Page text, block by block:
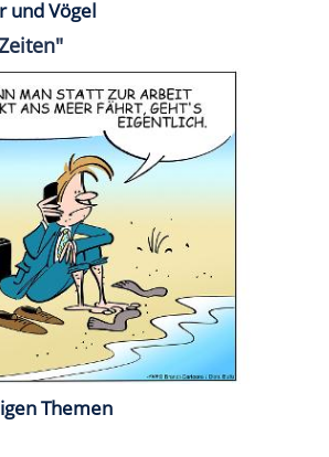
und Vögel
Themen